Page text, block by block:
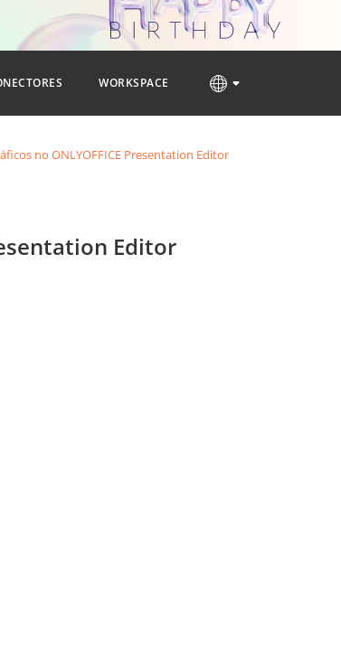
WORKSPACE
no ONLYOFFICE Presentation Editor
Editor